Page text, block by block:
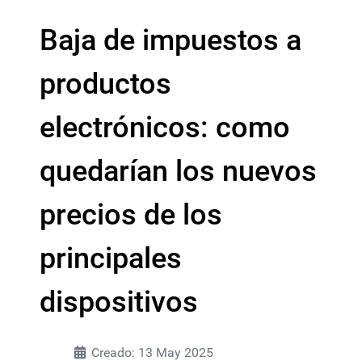
Baja de impuestos a
productos
electrónicos: como
quedarían los nuevos
precios de los
principales
dispositivos
Creado: 13 May 2025